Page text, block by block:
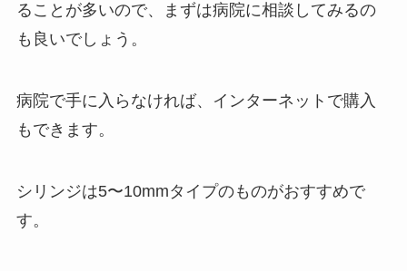
ることが多いので、まずは病院に相談してみるの
も良いでしょう。
病院で手に入らなければ、インターネットで購入
もできます。
シリンジは5〜10mmタイプのものがおすすめで
す。